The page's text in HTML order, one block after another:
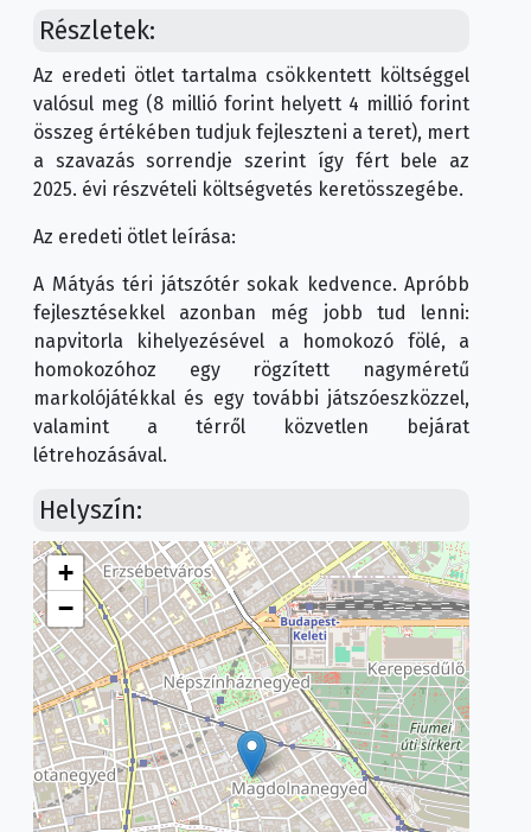
Részletek:
Az eredeti ötlet tartalma csökkentett költséggel
valósul meg (8 millió forint helyett 4 millió forint
összeg értékében tudjuk fejleszteni a teret), mert
a szavazás sorrendje szerint így fért bele az
2025. évi részvételi költségvetés keretösszegébe.
Az eredeti ötlet leírása:
A Mátyás téri játszótér sokak kedvence. Apróbb
fejlesztésekkel azonban még jobb tud lenni:
napvitorla kihelyezésével a homokozó fölé, a
homokozóhoz egy rögzített nagyméretű
markolójátékkal és egy további játszóeszközzel,
valamint a térről közvetlen bejárat
létrehozásával.
Helyszín:
+
−